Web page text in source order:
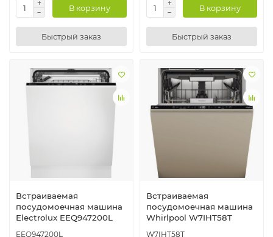
В корзину
Быстрый заказ
В корзину
Быстрый заказ
Встраиваемая
посудомоечная машина
Electrolux EEQ947200L
EEQ947200L
Встраиваемая
посудомоечная машина
Whirlpool W7IHT58T
W7IHT58T